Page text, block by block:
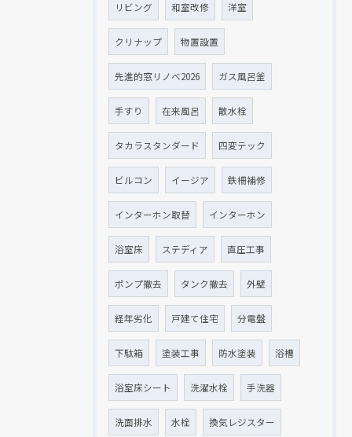
リビング 和室改修 洋室
クリナップ 物置設置
先進的窓リノベ2026 ガス風呂釜
手すり 在来風呂 散水栓
タカラスタンダード 四変テック
ビルコン イージア 鉄柵補修
インターホン取替 インターホン
浴室床 ステディア 直圧工事
ポンプ撤去 タンク撤去 外壁
経年劣化 戸建て住宅 分電盤
下駄箱 塗装工事 防水塗装 浴槽
浴室床シート 洗濯水栓 手洗器
洗面排水 水栓 換気レジスター